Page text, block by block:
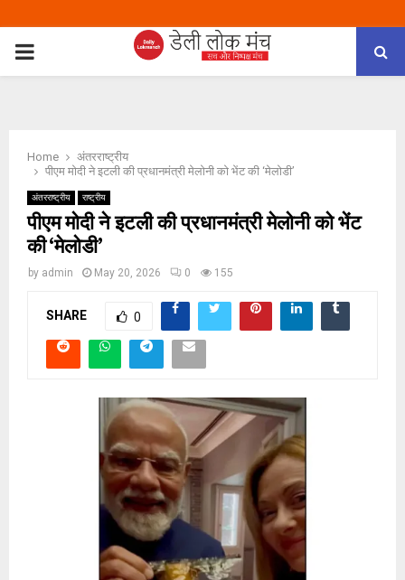
PRIMARY
Home
अंतरराष्ट्रीय
पीएम मोदी ने इटली की प्रधानमंत्री मेलोनी को भेंट की ‘मेलोडी’
अंतरराष्ट्रीय राष्ट्रीय
पीएम मोदी ने इटली की प्रधानमंत्री मेलोनी को भेंट
की ‘मेलोडी’
by admin May 20, 2026 0 155
SHARE 0